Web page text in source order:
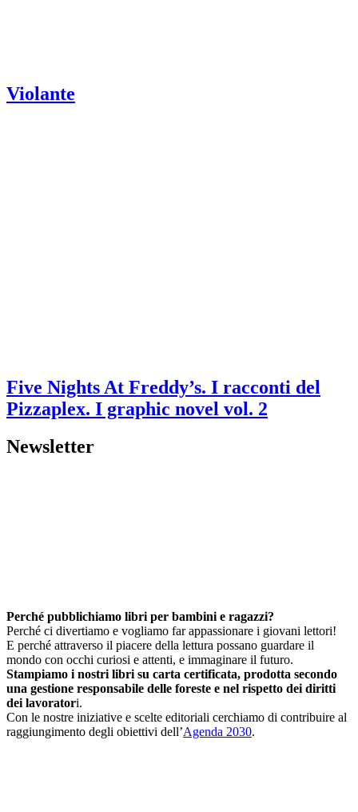
Violante
Five Nights At Freddy’s. I racconti del
Pizzaplex. I graphic novel vol. 2
Newsletter
Perché pubblichiamo libri per bambini e ragazzi?
Perché ci divertiamo e vogliamo far appassionare i giovani lettori!
E perché attraverso il piacere della lettura possano guardare il
mondo con occhi curiosi e attenti, e immaginare il futuro.
Stampiamo i nostri libri su carta certificata, prodotta secondo
una gestione responsabile delle foreste e nel rispetto dei diritti
dei lavoratori.
Con le nostre iniziative e scelte editoriali cerchiamo di contribuire al
raggiungimento degli obiettivi dell’Agenda 2030.